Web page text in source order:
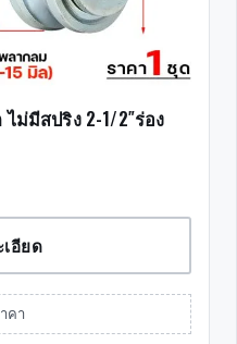
ม่มีสปริง 2-1/2″ร่อง
อียด
คา